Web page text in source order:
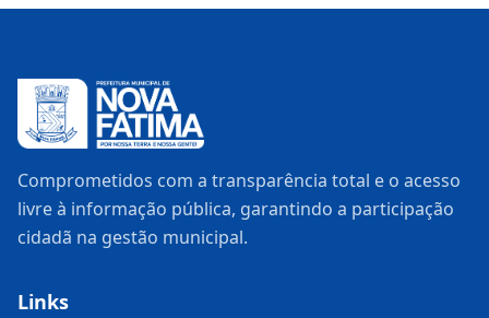
Comprometidos com a transparência total e o acesso
livre à informação pública, garantindo a participação
cidadã na gestão municipal.
Links